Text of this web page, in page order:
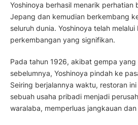
Yoshinoya berhasil menarik
Jepang dan kemudian berkembang
seluruh dunia. Yoshinoya telah
perkembangan yang signifikan.
Pada tahun 1926, akibat gempa
sebelumnya, Yoshinoya pindah ke
Seiring berjalannya waktu, restoran
sebuah usaha pribadi menjadi
waralaba, memperluas jangkauan